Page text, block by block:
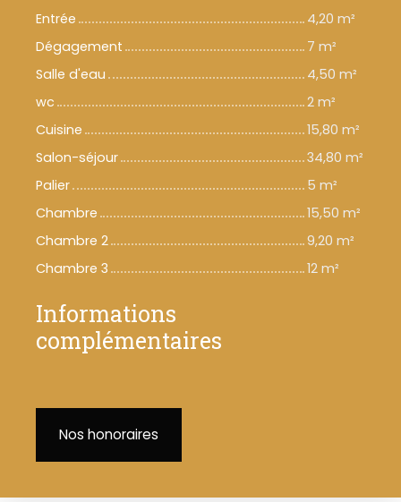
Entrée
4,20 m²
Dégagement
7 m²
Salle d'eau
4,50 m²
wc
2 m²
Cuisine
15,80 m²
Salon-séjour
34,80 m²
Palier
5 m²
Chambre
15,50 m²
Chambre 2
9,20 m²
Chambre 3
12 m²
Informations
complémentaires
Nos honoraires